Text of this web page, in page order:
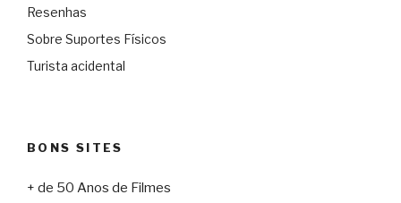
Resenhas
Sobre Suportes Físicos
Turista acidental
BONS SITES
+ de 50 Anos de Filmes